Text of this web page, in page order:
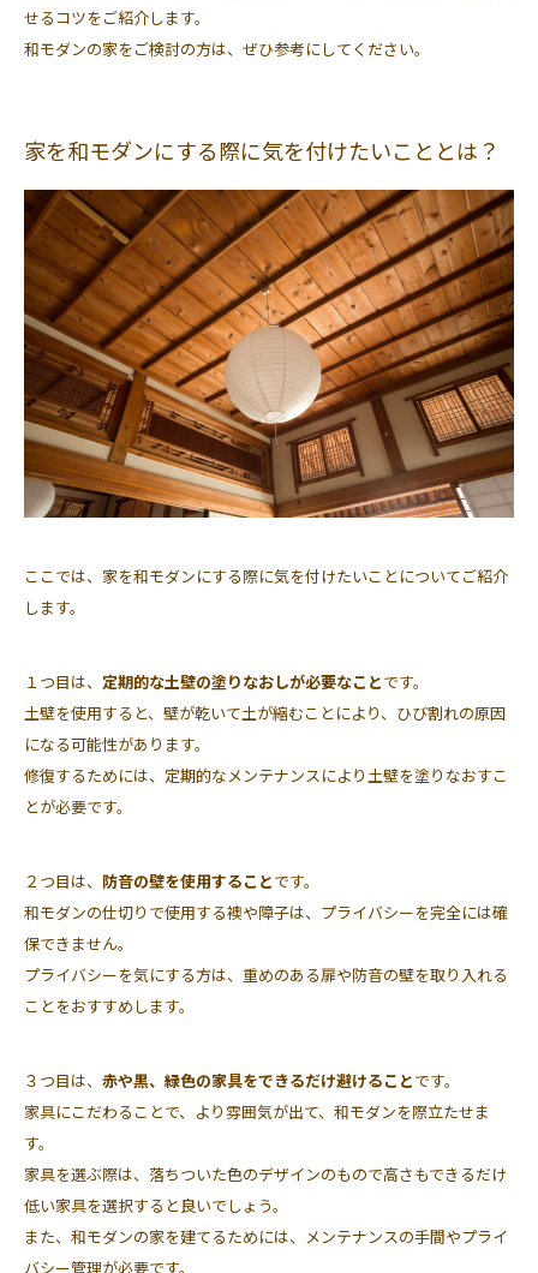
せるコツをご紹介します。
和モダンの家をご検討の方は、ぜひ参考にしてください。
家を和モダンにする際に気を付けたいこととは？
ここでは、家を和モダンにする際に気を付けたいことについてご紹介
します。
１つ目は、 定期的な土壁の塗りなおしが必要なことです。
土壁を使用すると、壁が乾いて土が縮むことにより、ひび割れの原因
になる可能性があります。
修復するためには、定期的なメンテナンスにより土壁を塗りなおすこ
とが必要です。
２つ目は、 防音の壁を使用することです。
和モダンの仕切りで使用する襖や障子は、プライバシーを完全には確
保できません。
プライバシーを気にする方は、重めのある扉や防音の壁を取り入れる
ことをおすすめします。
３つ目は、 赤や黒、緑色の家具をできるだけ避けることです。
家具にこだわることで、より雰囲気が出て、和モダンを際立たせま
す。
家具を選ぶ際は、落ちついた色のデザインのもので高さもできるだけ
低い家具を選択すると良いでしょう。
また、和モダンの家を建てるためには、メンテナンスの手間やプライ
バシー管理が必要です。